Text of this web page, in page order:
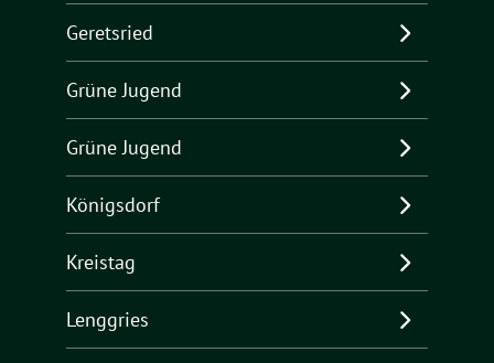
Geretsried
Grüne Jugend
Grüne Jugend
Königsdorf
Kreistag
Lenggries